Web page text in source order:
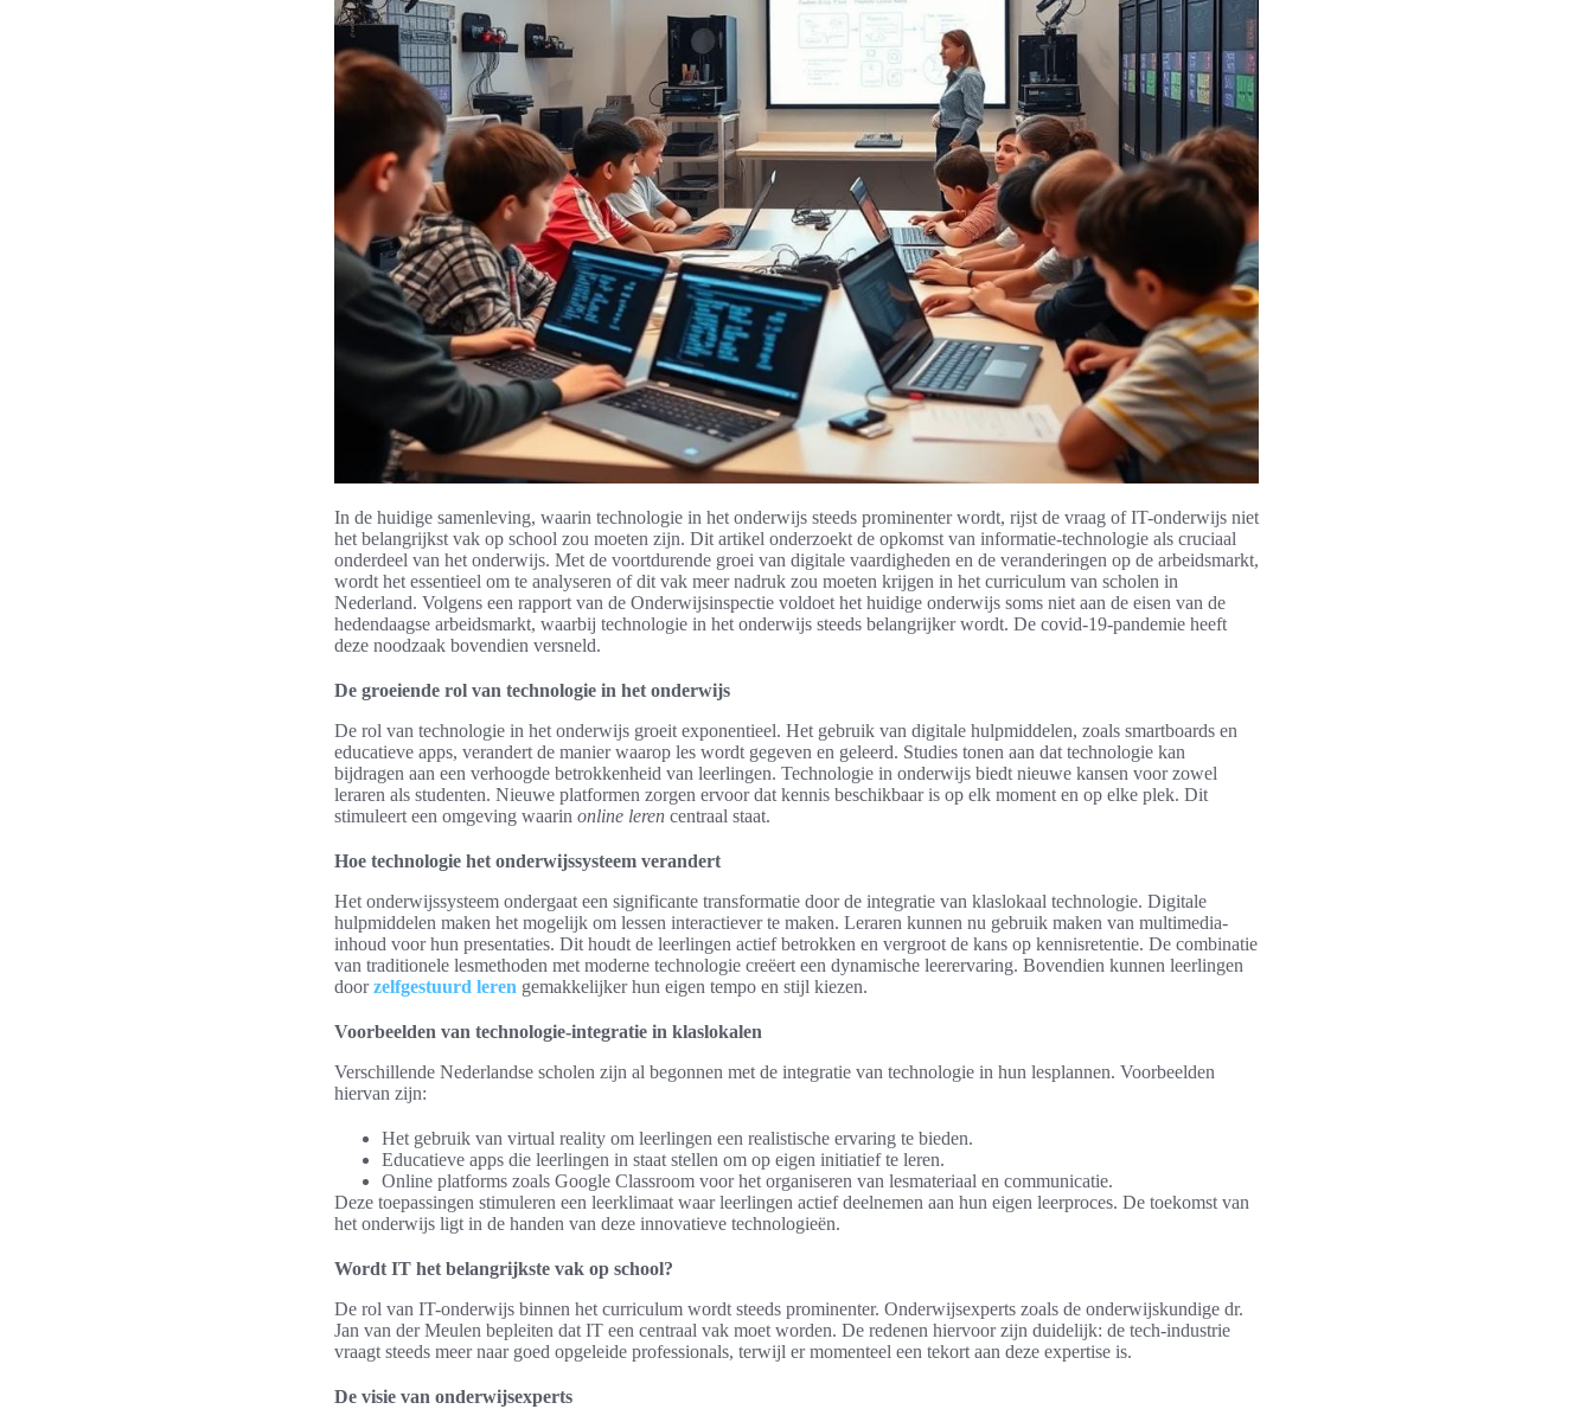
In de huidige samenleving, waarin technologie in het onderwijs steeds prominenter wordt, rijst de vraag of IT-onderwijs niet
het belangrijkst vak op school zou moeten zijn. Dit artikel onderzoekt de opkomst van informatie-technologie als cruciaal
onderdeel van het onderwijs. Met de voortdurende groei van digitale vaardigheden en de veranderingen op de arbeidsmarkt,
wordt het essentieel om te analyseren of dit vak meer nadruk zou moeten krijgen in het curriculum van scholen in
Nederland. Volgens een rapport van de Onderwijsinspectie voldoet het huidige onderwijs soms niet aan de eisen van de
hedendaagse arbeidsmarkt, waarbij technologie in het onderwijs steeds belangrijker wordt. De covid-19-pandemie heeft
deze noodzaak bovendien versneld.
De groeiende rol van technologie in het onderwijs
De rol van technologie in het onderwijs groeit exponentieel. Het gebruik van digitale hulpmiddelen, zoals smartboards en
educatieve apps, verandert de manier waarop les wordt gegeven en geleerd. Studies tonen aan dat technologie kan
bijdragen aan een verhoogde betrokkenheid van leerlingen. Technologie in onderwijs biedt nieuwe kansen voor zowel
leraren als studenten. Nieuwe platformen zorgen ervoor dat kennis beschikbaar is op elk moment en op elke plek. Dit
stimuleert een omgeving waarin online leren centraal staat.
Hoe technologie het onderwijssysteem verandert
Het onderwijssysteem ondergaat een significante transformatie door de integratie van klaslokaal technologie. Digitale
hulpmiddelen maken het mogelijk om lessen interactiever te maken. Leraren kunnen nu gebruik maken van multimedia-
inhoud voor hun presentaties. Dit houdt de leerlingen actief betrokken en vergroot de kans op kennisretentie. De combinatie
van traditionele lesmethoden met moderne technologie creëert een dynamische leerervaring. Bovendien kunnen leerlingen
doorzelfgestuurd leren gemakkelijker hun eigen tempo en stijl kiezen.
Voorbeelden van technologie-integratie in klaslokalen
Verschillende Nederlandse scholen zijn al begonnen met de integratie van technologie in hun lesplannen. Voorbeelden
hiervan zijn:
Het gebruik van virtual reality om leerlingen een realistische ervaring te bieden.
Educatieve apps die leerlingen in staat stellen om op eigen initiatief te leren.
Online platforms zoals Google Classroom voor het organiseren van lesmateriaal en communicatie.
Deze toepassingen stimuleren een leerklimaat waar leerlingen actief deelnemen aan hun eigen leerproces. De toekomst van
het onderwijs ligt in de handen van deze innovatieve technologieën.
Wordt IT het belangrijkste vak op school?
De rol van IT-onderwijs binnen het curriculum wordt steeds prominenter. Onderwijsexperts zoals de onderwijskundige dr.
Jan van der Meulen bepleiten dat IT een centraal vak moet worden. De redenen hiervoor zijn duidelijk: de tech-industrie
vraagt steeds meer naar goed opgeleide professionals, terwijl er momenteel een tekort aan deze expertise is.
De visie van onderwijsexperts